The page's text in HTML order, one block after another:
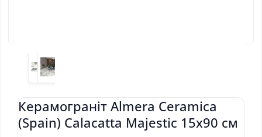
Керамограніт Almera Ceramica
(Spain) Calacatta Majestic 15x90 см